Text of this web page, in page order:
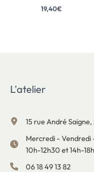
19,40€
L'atelier
15 rue André
Mercredi - Vendredi
10h-12h30 et 14h-18h
06 18 49 13 82